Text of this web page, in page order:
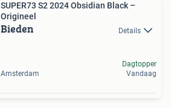
SUPER73 S2 2024 Obsidian Black –
Origineel
Bieden Details
Amsterdam
Dagtopper
Vandaag